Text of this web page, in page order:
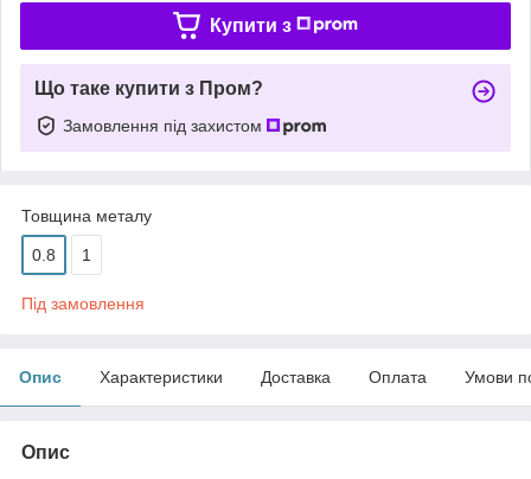
Купити з
Що таке купити з Пром?
Замовлення під захистом
Товщина металу
0.8 1
Під замовлення
Опис Характеристики Доставка Оплата Умови
Опис